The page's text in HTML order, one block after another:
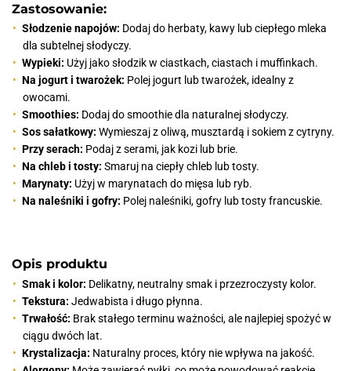
Zastosowanie:
Słodzenie napojów: Dodaj do herbaty, kawy lub ciepłego mleka
dla subtelnej słodyczy.
Wypieki: Użyj jako słodzik w ciastkach, ciastach i muffinkach.
Na jogurt i twarożek: Polej jogurt lub twarożek, idealny z
owocami.
Smoothies: Dodaj do smoothie dla naturalnej słodyczy.
Sos sałatkowy: Wymieszaj z oliwą, musztardą i sokiem z cytryny.
Przy serach: Podaj z serami, jak kozi lub brie.
Na chleb i tosty: Smaruj na ciepły chleb lub tosty.
Marynaty: Użyj w marynatach do mięsa lub ryb.
Na naleśniki i gofry: Polej naleśniki, gofry lub tosty francuskie.
Opis produktu
Smak i kolor: Delikatny, neutralny smak i przezroczysty kolor.
Tekstura: Jedwabista i długo płynna.
Trwałość: Brak stałego terminu ważności, ale najlepiej spożyć w
ciągu dwóch lat.
Krystalizacja: Naturalny proces, który nie wpływa na jakość.